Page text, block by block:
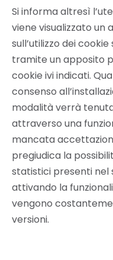
Si informa altresì
viene visualizzato
sull’utilizzo dei
tramite un apposito
cookie ivi indicati.
consenso
modalità verrà
attraverso una
mancata
pregiudica la
statistici presenti nel
attivando la
vengono
versioni.